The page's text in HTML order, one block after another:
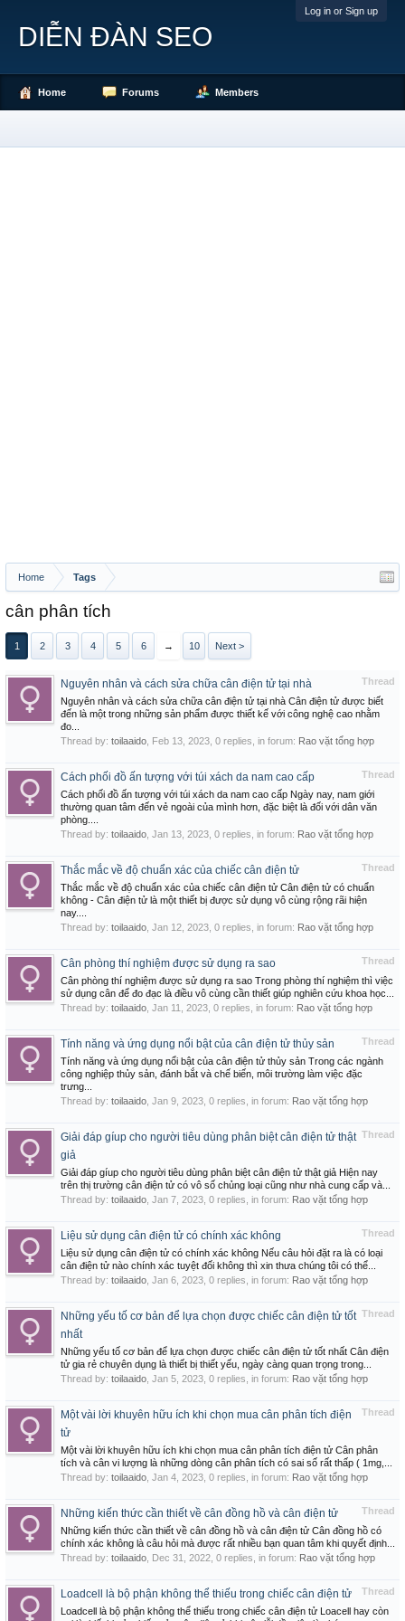
Log in or Sign up
Home Tags
cân phân tích
1 2 3 4 5 6 → 10 Next >
Thread
Nguyên nhân và cách sửa chữa cân điện tử tại nhà
Nguyên nhân và cách sửa chữa cân điện tử tại nhà Cân điện tử được biết
đến là một trong những sản phẩm được thiết kế với công nghệ cao nhằm
đo...
Thread by: toilaaido Feb 13, 2023 , 0 replies, in forum: Rao vặt tổng hợp
Thread
Cách phối đồ ấn tượng với túi xách da nam cao cấp
Cách phối đồ ấn tượng với túi xách da nam cao cấp Ngày nay, nam giới
thường quan tâm đến vẻ ngoài của mình hơn, đặc biệt là đối với dân văn
phòng....
Thread by: toilaaido Jan 13, 2023 , 0 replies, in forum: Rao vặt tổng hợp
Thread
Thắc mắc về độ chuẩn xác của chiếc cân điện tử
Thắc mắc về độ chuẩn xác của chiếc cân điện tử Cân điện tử có chuẩn
không - Cân điện tử là một thiết bị được sử dụng vô cùng rộng rãi hiện
nay....
Thread by: toilaaido Jan 12, 2023 , 0 replies, in forum: Rao vặt tổng hợp
Thread
Cân phòng thí nghiệm được sử dụng ra sao
Cân phòng thí nghiệm được sử dụng ra sao Trong phòng thí nghiệm thì việc
sử dụng cân để đo đạc là điều vô cùng cần thiết giúp nghiên cứu khoa học...
Thread by: toilaaido Jan 11, 2023 , 0 replies, in forum: Rao vặt tổng hợp
Thread
Tính năng và ứng dụng nổi bật của cân điện tử thủy sản
Tính năng và ứng dụng nổi bật của cân điện tử thủy sản Trong các ngành
công nghiệp thủy sản, đánh bắt và chế biến, môi trường làm việc đặc
trưng...
Thread by: toilaaido Jan 9, 2023 , 0 replies, in forum: Rao vặt tổng hợp
Thread
Giải đáp gíup cho người tiêu dùng phân biệt cân điện tử thật
giả
Giải đáp gíup cho người tiêu dùng phân biệt cân điện tử thật giả Hiện nay
trên thị trường cân điện tử có vô số chủng loại cũng như nhà cung cấp và...
Thread by: toilaaido Jan 7, 2023 , 0 replies, in forum: Rao vặt tổng hợp
Thread
Liệu sử dụng cân điện tử có chính xác không
Liệu sử dụng cân điện tử có chính xác không Nếu câu hỏi đặt ra là có loại
cân điện tử nào chính xác tuyệt đối không thì xin thưa chúng tôi có thể...
Thread by: toilaaido Jan 6, 2023 , 0 replies, in forum: Rao vặt tổng hợp
Thread
Những yếu tố cơ bản để lựa chọn được chiếc cân điện tử tốt
nhất
Những yếu tố cơ bản để lựa chọn được chiếc cân điện tử tốt nhất Cân điện
tử gia rẻ chuyên dụng là thiết bị thiết yếu, ngày càng quan trọng trong...
Thread by: toilaaido Jan 5, 2023 , 0 replies, in forum: Rao vặt tổng hợp
Thread
Một vài lời khuyên hữu ích khi chọn mua cân phân tích điện
tử
Một vài lời khuyên hữu ích khi chọn mua cân phân tích điện tử Cân phân
tích và cân vi lượng là những dòng cân phân tích có sai số rất thấp ( 1mg,...
Thread by: toilaaido Jan 4, 2023 , 0 replies, in forum: Rao vặt tổng hợp
Thread
Những kiến thức cần thiết về cân đồng hồ và cân điện tử
Những kiến thức cần thiết về cân đồng hồ và cân điện tử Cân đồng hồ có
chính xác không là câu hỏi mà được rất nhiều bạn quan tâm khi quyết định...
Thread by: toilaaido Dec 31, 2022 , 0 replies, in forum: Rao vặt tổng hợp
Thread
Loadcell là bộ phận không thể thiếu trong chiếc cân điện tử
Loadcell là bộ phận không thể thiếu trong chiếc cân điện tử Loacell hay còn
DIỄN ĐÀN SEO
Home Forums Members